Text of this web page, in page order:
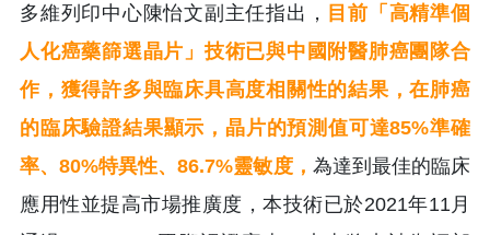
多維列印中心陳怡文副主任指出， 目前「高精準個
人化癌藥篩選晶片」技術已與中國附醫肺癌團隊合
作，獲得許多與臨床具高度相關性的結果，在肺癌
的臨床驗證結果顯示，晶片的預測值可達85%準確
率、80%特異性、86.7%靈敏度， 為達到最佳的臨床
應用性並提高市場推廣度，本技術已於2021年11月